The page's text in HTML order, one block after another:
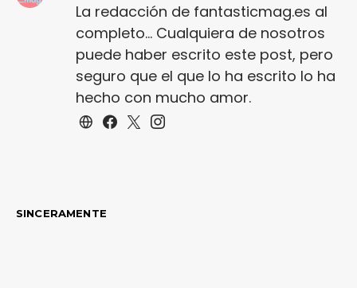
La redacción de fantasticmag.es al
completo... Cualquiera de nosotros
puede haber escrito este post, pero
seguro que el que lo ha escrito lo ha
hecho con mucho amor.
SINCERAMENTE